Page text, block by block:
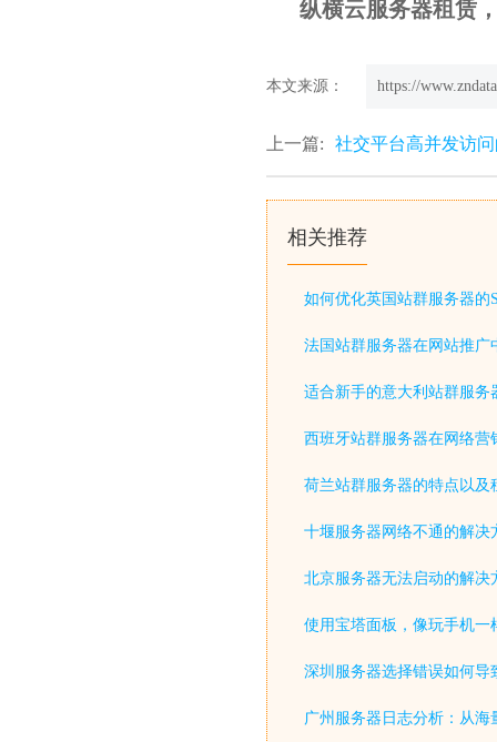
纵横云服务器租赁
本文来源： https://
上一篇: 社交平台高并发访
相关推荐
如何优化英国站群服务器的
法国站群服务器在网站推广
适合新手的意大利站群服务
西班牙站群服务器在网络营
荷兰站群服务器的特点以及
十堰服务器网络不通的解决
北京服务器无法启动的解决
使用宝塔面板，像玩手机一
深圳服务器选择错误如何导
广州服务器日志分析：从海